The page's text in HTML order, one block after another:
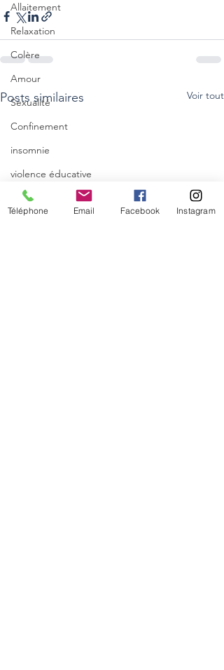
Allaitement
Relaxation
Colère
Amour
Sexualité
Confinement
insomnie
violence éducative
Maladie chronique
Posts similaires Voir tout
Téléphone Email Facebook Instagram